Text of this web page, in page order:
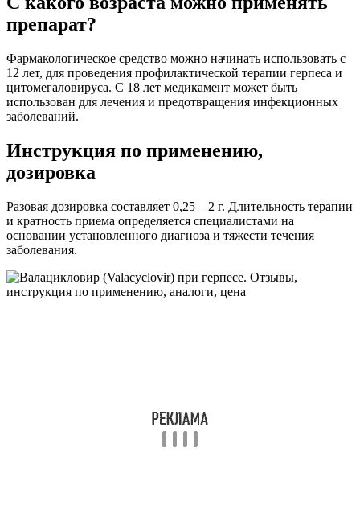
препарат?
Фармакологическое средство можно начинать использовать с
12 лет, для проведения профилактической терапии герпеса и
цитомегаловируса. С 18 лет медикамент может быть
использован для лечения и предотвращения инфекционных
заболеваний.
Инструкция по применению,
дозировка
Разовая дозировка составляет 0,25 – 2 г. Длительность терапии
и кратность приема определяется специалистами на
основании установленного диагноза и тяжести течения
заболевания.